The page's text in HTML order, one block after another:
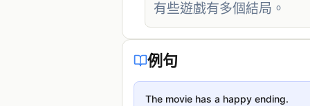
有些遊戲有多個結局。
例句
The movie has a happy ending.